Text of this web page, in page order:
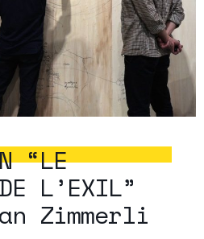
“LE
L’EXIL”
Zimmerli